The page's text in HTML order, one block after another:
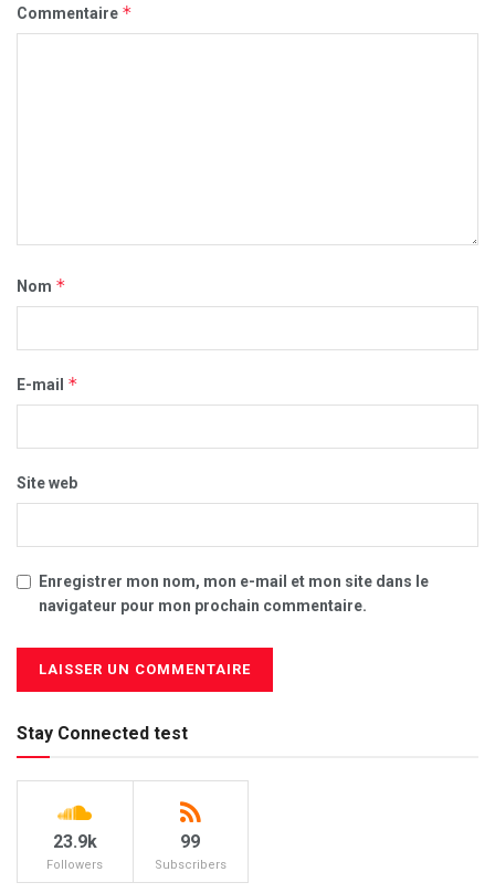
Commentaire *
Nom *
E-mail *
Site web
Enregistrer mon nom, mon e-mail et mon site dans le
navigateur pour mon prochain commentaire.
Stay Connected test
23.9k
Followers
99
Subscribers